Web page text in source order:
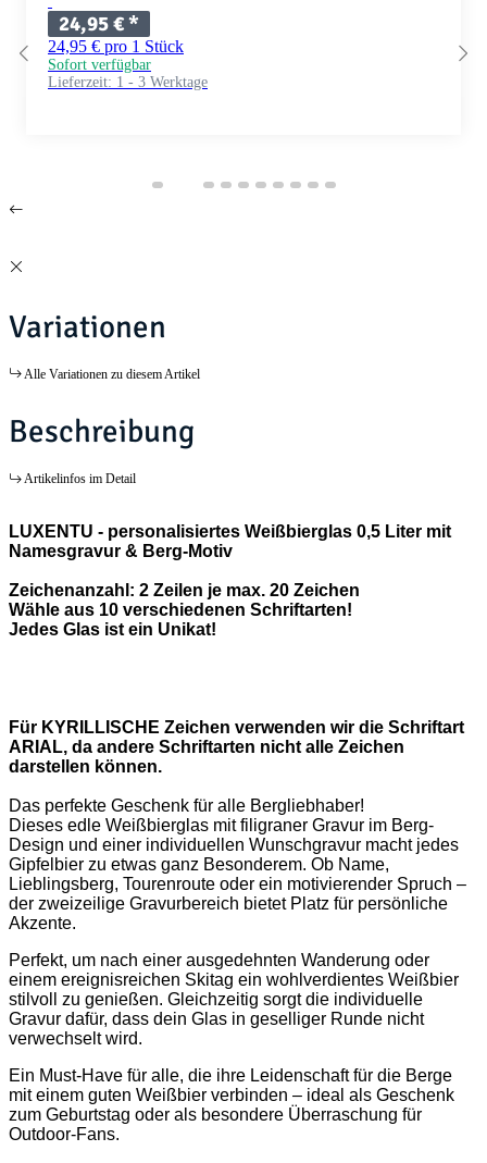
24,95 €*
24,95 € pro 1 Stück
Sofort verfügbar
Lieferzeit: 1 - 3 Werktage
Variationen
Alle Variationen zu diesem Artikel
Beschreibung
Artikelinfos im Detail
LUXENTU - personalisiertes Weißbierglas 0,5 Liter mit
Namesgravur & Berg-Motiv
Zeichenanzahl: 2 Zeilen je max. 20 Zeichen
Wähle aus 10 verschiedenen Schriftarten!
Jedes Glas ist ein Unikat!
Für KYRILLISCHE Zeichen verwenden wir die Schriftart
ARIAL, da andere Schriftarten nicht alle Zeichen
darstellen können.
Das perfekte Geschenk für alle Bergliebhaber!
Dieses edle Weißbierglas mit filigraner Gravur im Berg-
Design und einer individuellen Wunschgravur macht jedes
Gipfelbier zu etwas ganz Besonderem. Ob Name,
Lieblingsberg, Tourenroute oder ein motivierender Spruch –
der zweizeilige Gravurbereich bietet Platz für persönliche
Akzente.
Perfekt, um nach einer ausgedehnten Wanderung oder
einem ereignisreichen Skitag ein wohlverdientes Weißbier
stilvoll zu genießen. Gleichzeitig sorgt die individuelle
Gravur dafür, dass dein Glas in geselliger Runde nicht
verwechselt wird.
Ein Must-Have für alle, die ihre Leidenschaft für die Berge
mit einem guten Weißbier verbinden – ideal als Geschenk
zum Geburtstag oder als besondere Überraschung für
Outdoor-Fans.